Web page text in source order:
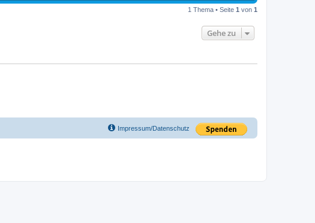
1 Thema • Seite 1 von 1
Gehe zu
Impressum/Datenschutz